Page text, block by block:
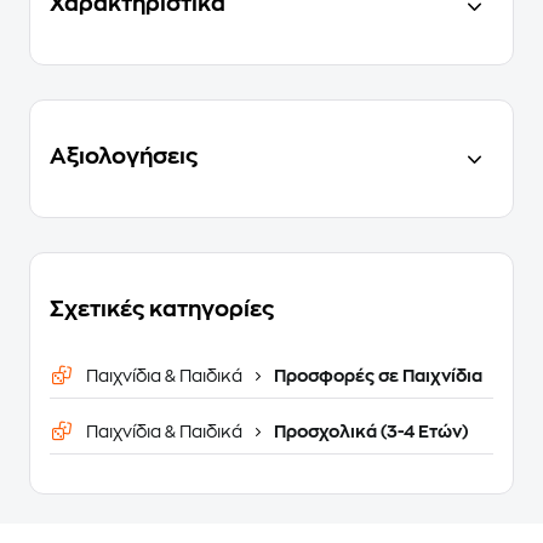
Αξιολογήσεις
Σχετικές κατηγορίες
Παιχνίδια & Παιδικά Προσφορές σε Παιχνίδια
Παιχνίδια & Παιδικά Προσχολικά (3-4 Ετών)